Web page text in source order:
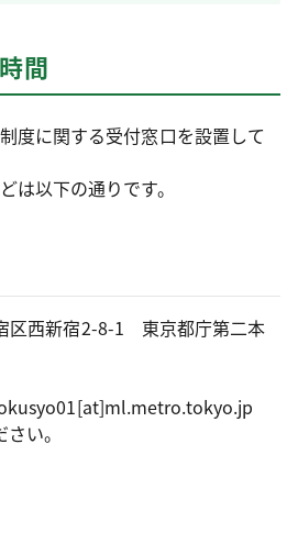
間
度に関する受付窓口を設置して
は以下の通りです。
区西新宿2-8-1 東京都庁第二本
い。